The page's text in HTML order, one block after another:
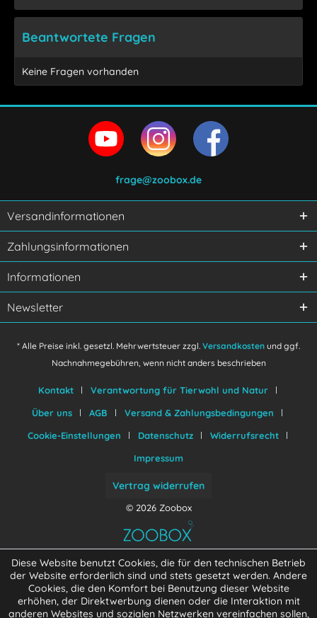
Ich habe die
verstanden und stimme zu.
Mit * gekennzeichnete Felder sind Pflichtfelder.
Senden
Beantwortete Fragen
Keine Fragen vorhanden
frage@zoobox.de
Versandinformationen
Zahlungsinformationen
Informationen
Newsletter
* Alle Preise inkl. gesetzl. Mehrwertsteuer zzgl. Versandkosten und ggf.
Nachnahmegebühren, wenn nicht anders beschrieben
Kontakt
Verantwortung für Tierwohl und Natur
Über uns
AGB
Versand & Zahlungsbedingungen
Cookie-Einstellungen
Datenschutz
Widerrufsrecht
Impressum
Vertrag widerrufen
© 2026 Zoobox
Diese Website benutzt Cookies, die für den technischen Betrieb
der Website erforderlich sind und stets gesetzt werden. Andere
Cookies, die den Komfort bei Benutzung dieser Website
erhöhen, der Direktwerbung dienen oder die Interaktion mit
anderen Websites und sozialen Netzwerken vereinfachen sollen,